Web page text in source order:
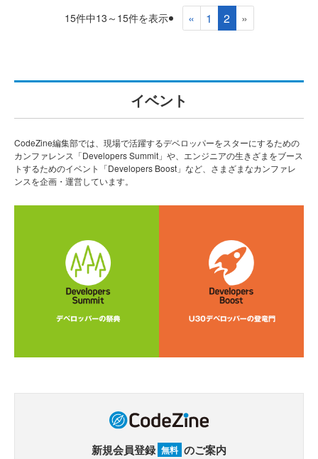
15件中13～15件を表示 « 1 2 »
イベント
CodeZine編集部では、現場で活躍するデベロッパーをスターにするための
カンファレンス「Developers Summit」や、エンジニアの生きざまをブース
トするためのイベント「Developers Boost」など、さまざまなカンファレ
ンスを企画・運営しています。
新規会員登録 無料 のご案内